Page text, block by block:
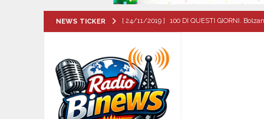
NEWS TICKER [ 24/11/2019 ] 100 DI QUESTI GIORNI.
[ 08/08/2026 ] *MONTEFORTE IRPINO,
MAGGIORANZA IRRESPONSABILI”*
[ 08/08/2026 ] San Gregorio Matese